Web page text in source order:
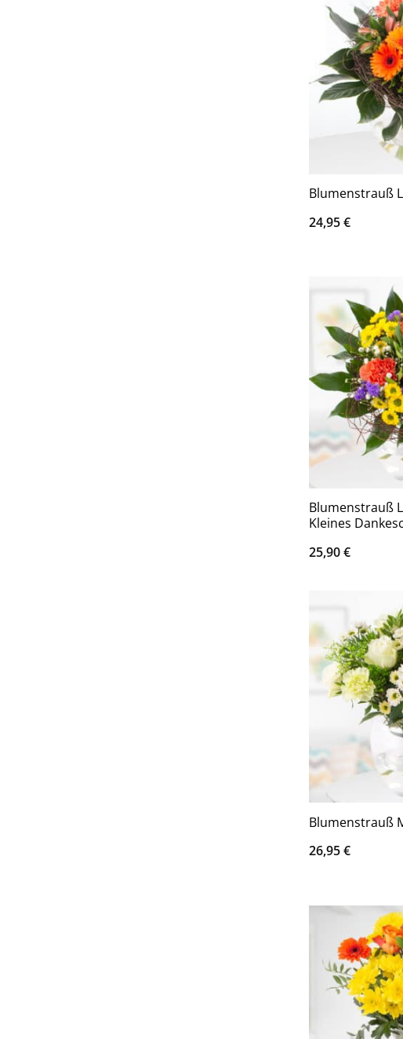
Blumenstrauß
24,95€
Blumenstrauß
Kleines
25,90€
Blumenstrauß
26,95€